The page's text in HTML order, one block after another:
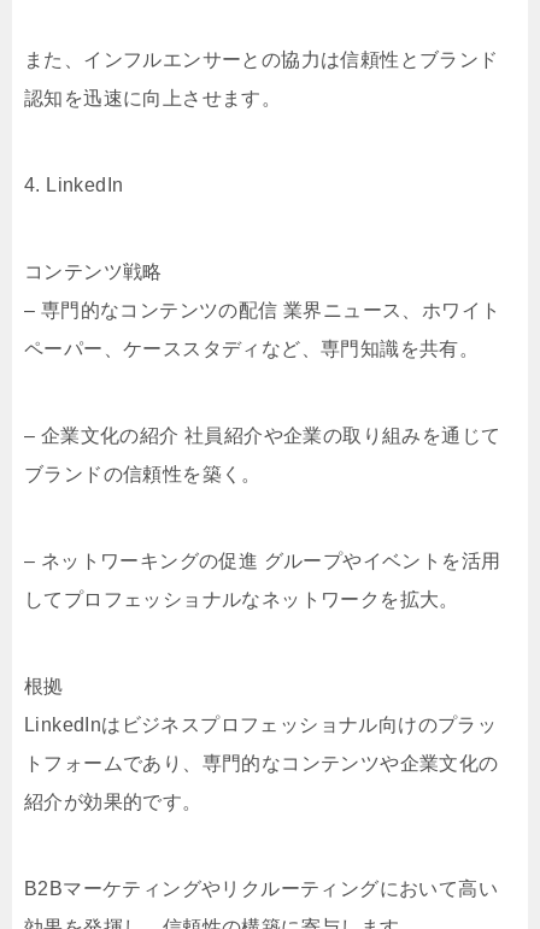
また、インフルエンサーとの協力は信頼性とブランド
認知を迅速に向上させます。
4. LinkedIn
コンテンツ戦略
– 専門的なコンテンツの配信 業界ニュース、ホワイト
ペーパー、ケーススタディなど、専門知識を共有。
– 企業文化の紹介 社員紹介や企業の取り組みを通じて
ブランドの信頼性を築く。
– ネットワーキングの促進 グループやイベントを活用
してプロフェッショナルなネットワークを拡大。
根拠
LinkedInはビジネスプロフェッショナル向けのプラッ
トフォームであり、専門的なコンテンツや企業文化の
紹介が効果的です。
B2Bマーケティングやリクルーティングにおいて高い